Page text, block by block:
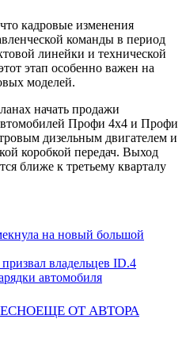
кадровые изменения
команды в период
линейки и технической
этап особенно важен на
моделей.
начать продажи
Профи 4х4 и Профи
дизельным двигателем и
коробкой передач. Выход
ближе к третьему кварталу
на новый большой
владельцев ID.4
автомобиля
ЕЩЕ ОТ АВТОРА